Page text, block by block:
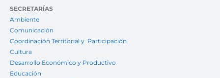
SECRETARÍAS
Ambiente
Comunicación
Coordinación Territorial y Participación
Cultura
Desarrollo Económico y Productivo
Educación